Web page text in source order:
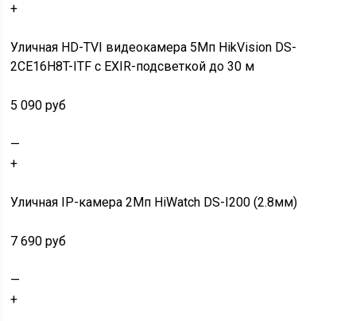
+
Уличная HD-TVI видеокамера 5Мп HikVision DS-
2CE16H8T-ITF с EXIR-подсветкой до 30 м
5 090 руб
—
+
Уличная IP-камера 2Мп HiWatch DS-I200 (2.8мм)
7 690 руб
—
+